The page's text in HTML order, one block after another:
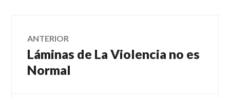
Navegación
de
ANTERIOR
Entrada
anterior:
Láminas de La Violencia no es
Normal